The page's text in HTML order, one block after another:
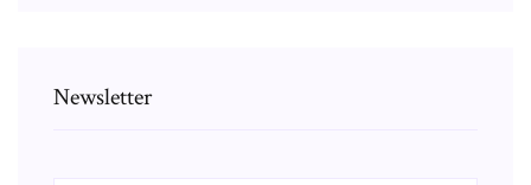
Newsletter